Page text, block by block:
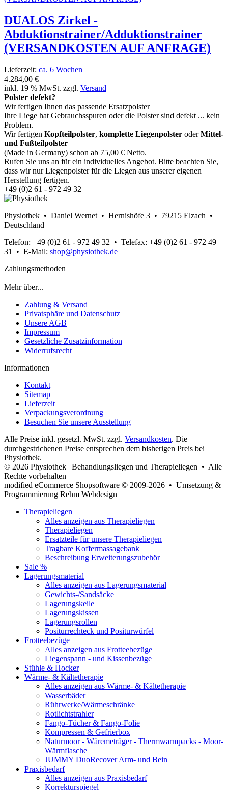
DUALOS Zirkel -
Abduktionstrainer/Adduktionstrainer
(VERSANDKOSTEN AUF ANFRAGE)
Lieferzeit: ca. 6 Wochen
4.284,00 €
inkl. 19 % MwSt. zzgl. Versand
Polster defekt?
Wir fertigen Ihnen das passende Ersatzpolster
Ihre Liege hat Gebrauchsspuren oder die Polster sind defekt ... kein
Problem.
Wir fertigen Kopfteilpolster, komplette Liegenpolster oderMittel-
und Fußteilpolster
(Made in Germany) schon ab 75,00 € Netto.
Rufen Sie uns an für ein individuelles Angebot. Bitte beachten Sie,
dass wir nur Liegenpolster für die Liegen aus unserer eigenen
Herstellung fertigen.
+49 (0)2 61 - 972 49 32
Physiothek • Daniel Wernet • Hernishöfe 3 • 79215 Elzach •
Deutschland
Telefon: +49 (0)2 61 - 972 49 32 • Telefax: +49 (0)2 61 - 972 49
31 • E-Mail: shop@physiothek.de
Zahlungsmethoden
Mehr über...
Zahlung & Versand
Privatsphäre und Datenschutz
Unsere AGB
Impressum
Gesetzliche Zusatzinformation
Widerrufsrecht
Informationen
Kontakt
Sitemap
Lieferzeit
Verpackungsverordnung
Besuchen Sie unsere Ausstellung
Alle Preise inkl. gesetzl. MwSt. zzgl. Versandkosten. Die
durchgestrichenen Preise entsprechen dem bisherigen Preis bei
Physiothek.
© 2026 Physiothek | Behandlungsliegen und Therapieliegen • Alle
Rechte vorbehalten
modified eCommerce Shopsoftware © 2009-2026 • Umsetzung &
Programmierung Rehm Webdesign
Therapieliegen
Alles anzeigen aus Therapieliegen
Therapieliegen
Ersatzteile für unsere Therapieliegen
Tragbare Koffermassagebank
Beschreibung Erweiterungszubehör
Sale %
Lagerungsmaterial
Alles anzeigen aus Lagerungsmaterial
Gewichts-/Sandsäcke
Lagerungskeile
Lagerungskissen
Lagerungsrollen
Positurrechteck und Positurwürfel
Frotteebezüge
Alles anzeigen aus Frotteebezüge
Liegenspann - und Kissenbezüge
Stühle & Hocker
Wärme- & Kältetherapie
Alles anzeigen aus Wärme- & Kältetherapie
Wasserbäder
Rührwerke/Wärmeschränke
Rotlichtstrahler
Fango-Tücher & Fango-Folie
Kompressen & Gefrierbox
Naturmoor - Wäremeträger - Thermwarmpacks - Moor-
Wärmflasche
JUMMY DuoRecover Arm- und Bein
Praxisbedarf
Alles anzeigen aus Praxisbedarf
Korrekturspiegel